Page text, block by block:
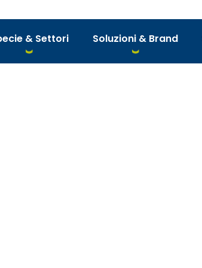
& Settori Soluzioni & Brand